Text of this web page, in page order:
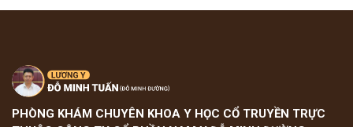
PHÒNG KHÁM CHUYÊN KHOA Y HỌC CỔ TRUYỀN TRỰC